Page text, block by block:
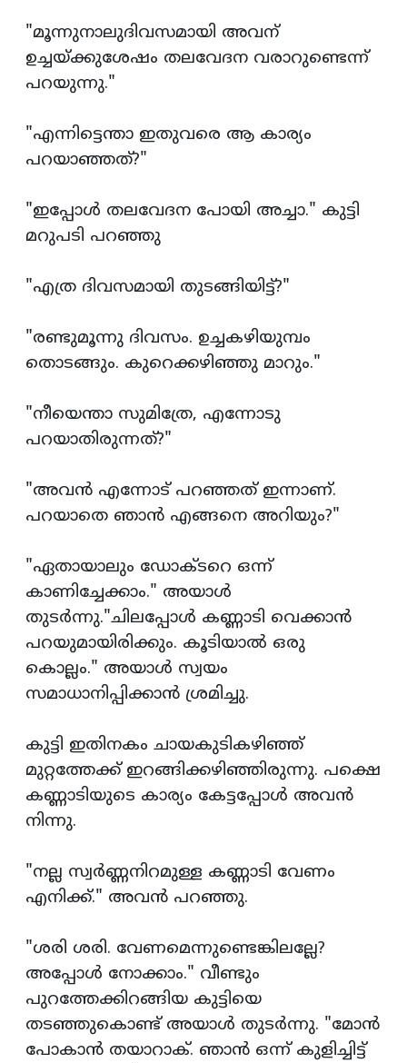
"മൂന്നുനാലുദിവസമായി അവന്
ഉച്ചയ്ക്കുശേഷം തലവേദന വരാറുണ്ടെന്ന്
പറയുന്നു."
"എന്നിട്ടെന്താ ഇതുവരെ ആ കാര്യം
പറയാഞ്ഞത്?"
"ഇപ്പോള്‍ തലവേദന പോയി അച്ചാ." കുട്ടി
മറുപടി പറഞ്ഞു
"എത്ര ദിവസമായി തുടങ്ങിയിട്ട്?"
"രണ്ടുമൂന്നു ദിവസം. ഉച്ചകഴിയുമ്പം
തൊടങ്ങും. കുറെക്കഴിഞ്ഞു മാറും."
"നീയെന്താ സുമിത്രേ, എന്നോടു
പറയാതിരുന്നത്?"
"അവന്‍ എന്നോട് പറഞ്ഞത് ഇന്നാണ്.
പറയാതെ ഞാന്‍ എങ്ങനെ അറിയും?"
"ഏതായാലും ഡോക്ടറെ ഒന്ന്
കാണിച്ചേക്കാം." അയാള്‍
തുടര്‍ന്നു."ചിലപ്പോള്‍ കണ്ണാടി വെക്കാന്‍
പറയുമായിരിക്കും. കൂടിയാല്‍ ഒരു
കൊല്ലം." അയാള്‍ സ്വയം
സമാധാനിപ്പിക്കാന്‍ ശ്രമിച്ചു.
കുട്ടി ഇതിനകം ചായകുടികഴിഞ്ഞ്
മുറ്റത്തേക്ക് ഇറങ്ങിക്കഴിഞ്ഞിരുന്നു. പക്ഷെ
കണ്ണാടിയുടെ കാര്യം കേട്ടപ്പോള്‍ അവന്‍
നിന്നു.
"നല്ല സ്വര്‍ണ്ണനിറമുള്ള കണ്ണാടി വേണം
എനിക്ക്." അവന്‍ പറഞ്ഞു.
"ശരി ശരി. വേണമെന്നുണ്ടെങ്കിലല്ലേ?
അപ്പോള്‍ നോക്കാം." വീണ്ടും
പുറത്തേക്കിറങ്ങിയ കുട്ടിയെ
തടഞ്ഞുകൊണ്ട് അയാള്‍ തുടര്‍ന്നു. "മോന്‍
പോകാന്‍ തയാറാക്. ഞാന്‍ ഒന്ന് കുളിച്ചിട്ട്